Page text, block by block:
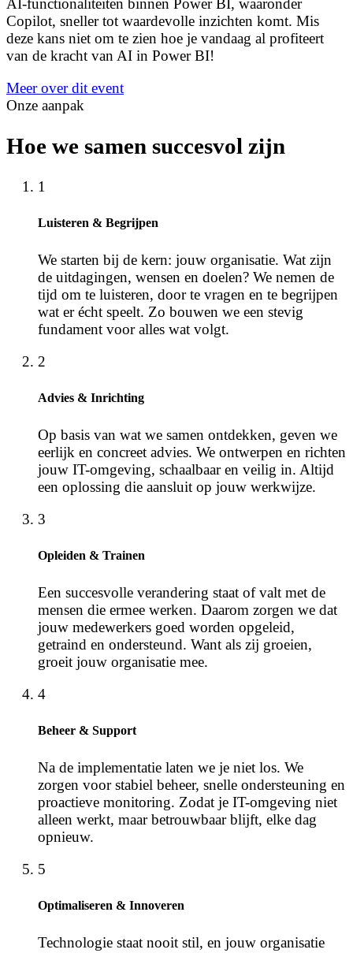
AI‑functionaliteiten binnen Power BI, waaronder
Copilot, sneller tot waardevolle inzichten komt. Mis
deze kans niet om te zien hoe je vandaag al profiteert
van de kracht van AI in Power BI!
Meer over dit event
Onze aanpak
Hoe we samen succesvol zijn
1
Luisteren & Begrijpen
We starten bij de kern: jouw organisatie. Wat zijn
de uitdagingen, wensen en doelen? We nemen de
tijd om te luisteren, door te vragen en te begrijpen
wat er écht speelt. Zo bouwen we een stevig
fundament voor alles wat volgt.
2
Advies & Inrichting
Op basis van wat we samen ontdekken, geven we
eerlijk en concreet advies. We ontwerpen en richten
jouw IT-omgeving, schaalbaar en veilig in. Altijd
een oplossing die aansluit op jouw werkwijze.
3
Opleiden & Trainen
Een succesvolle verandering staat of valt met de
mensen die ermee werken. Daarom zorgen we dat
jouw medewerkers goed worden opgeleid,
getraind en ondersteund. Want als zij groeien,
groeit jouw organisatie mee.
4
Beheer & Support
Na de implementatie laten we je niet los. We
zorgen voor stabiel beheer, snelle ondersteuning en
proactieve monitoring. Zodat je IT-omgeving niet
alleen werkt, maar betrouwbaar blijft, elke dag
opnieuw.
5
Optimaliseren & Innoveren
Technologie staat nooit stil, en jouw organisatie